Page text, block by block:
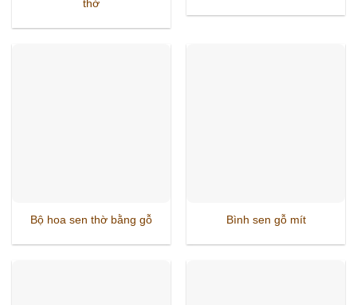
thờ
Bộ hoa sen thờ bằng gỗ Bình sen gỗ mít